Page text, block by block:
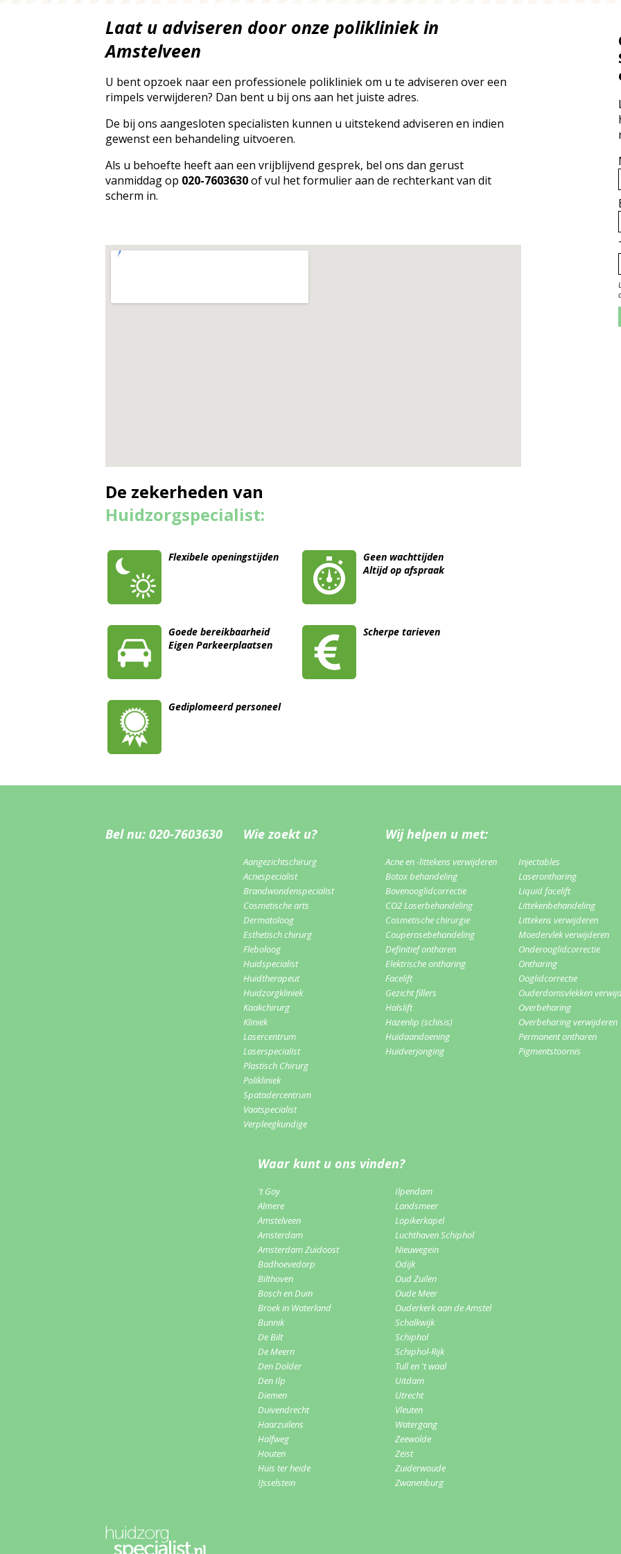
Laat u adviseren door onze polikliniek in
Amstelveen
U bent opzoek naar een professionele polikliniek om u te adviseren over een
rimpels verwijderen? Dan bent u bij ons aan het juiste adres.
De bij ons aangesloten specialisten kunnen u uitstekend adviseren en indien
gewenst een behandeling uitvoeren.
Als u behoefte heeft aan een vrijblijvend gesprek, bel ons dan gerust
vanmiddag op 020-7603630of vul het formulier aan de rechterkant van dit
scherm in.
De zekerheden van
Huidzorgspecialist:
Flexibele openingstijden
Geen wachttijden
Altijd op afspraak
Goede bereikbaarheid
Eigen Parkeerplaatsen
Scherpe tarieven
Gediplomeerd personeel
Bel nu: 020-7603630 Wie zoekt u?
Aangezichtschirurg
Acnespecialist
Brandwondenspecialist
Cosmetische arts
Dermatoloog
Esthetisch chirurg
Fleboloog
Huidspecialist
Huidtherapeut
Huidzorgkliniek
Kaakchirurg
Kliniek
Lasercentrum
Laserspecialist
Plastisch Chirurg
Polikliniek
Spatadercentrum
Vaatspecialist
Verpleegkundige
Wij helpen u met:
Acne en -littekens verwijderen
Botox behandeling
Bovenooglidcorrectie
CO2 Laserbehandeling
Cosmetische chirurgie
Couperosebehandeling
Definitief ontharen
Elektrische ontharing
Facelift
Gezicht fillers
Halslift
Hazenlip (schisis)
Huidaandoening
Huidverjonging
Injectables
Laserontharing
Liquid facelift
Littekenbehandeling
Littekens verwijderen
Moedervlek verwijderen
Onderooglidcorrectie
Ontharing
Ooglidcorrectie
Ouderdomsvlekken
Overbeharing
Overbeharing verwijderen
Permanent ontharen
Pigmentstoornis
Waar kunt u ons vinden?
't Goy
Almere
Amstelveen
Amsterdam
Amsterdam Zuidoost
Badhoevedorp
Bilthoven
Bosch en Duin
Broek in Waterland
Bunnik
De Bilt
De Meern
Den Dolder
Den Ilp
Diemen
Duivendrecht
Haarzuilens
Halfweg
Houten
Huis ter heide
IJsselstein
Ilpendam
Landsmeer
Lopikerkapel
Luchthaven Schiphol
Nieuwegein
Odijk
Oud Zuilen
Oude Meer
Ouderkerk aan de Amstel
Schalkwijk
Schiphol
Schiphol-Rijk
Tull en 't waal
Uitdam
Utrecht
Vleuten
Watergang
Zeewolde
Zeist
Zuiderwoude
Zwanenburg